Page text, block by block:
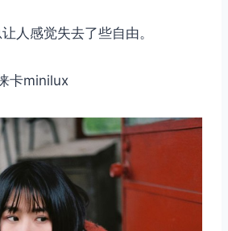
人感觉失去了些自由。
卡minilux